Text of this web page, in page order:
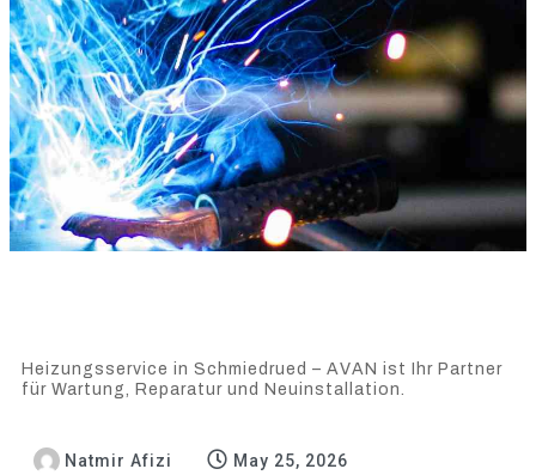
Heizungsservice in Schmiedrued – AVAN ist Ihr Partner
für Wartung, Reparatur und Neuinstallation.
Natmir Afizi May 25, 2026